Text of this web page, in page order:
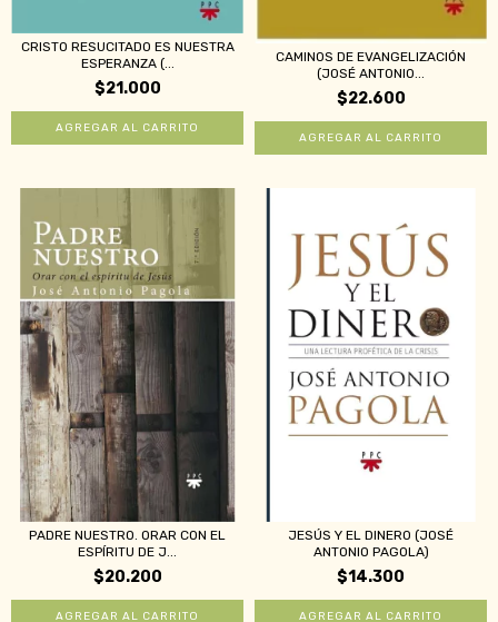
CRISTO RESUCITADO ES NUESTRA
ESPERANZA (...
$21.000
CAMINOS DE EVANGELIZACIÓN
(JOSÉ ANTONIO...
$22.600
PADRE NUESTRO. ORAR CON EL
ESPÍRITU DE J...
$20.200
JESÚS Y EL DINERO (JOSÉ
ANTONIO PAGOLA)
$14.300